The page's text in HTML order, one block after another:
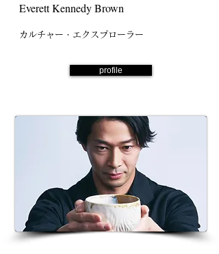
Everett Kennedy Brown
カルチャー・エクスプローラー
profile